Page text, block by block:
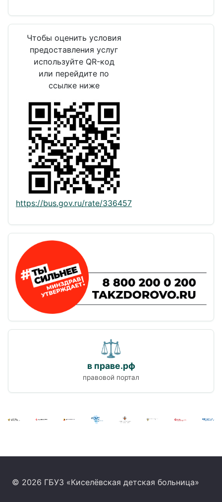
Чтобы оценить условия
предоставления услуг
используйте QR-код
или перейдите по
ссылке ниже
https://bus.gov.ru/rate/336457
⚖
в праве.рф
правовой портал
© 2026 ГБУЗ «Киселёвская детская больница»